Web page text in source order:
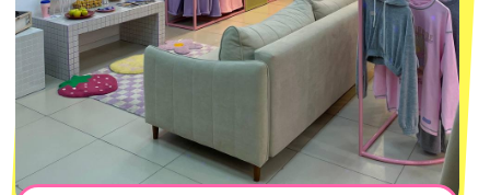
Оплата долями
Size guide
Обмен и возврат
Наши путешествия
Наши проекты
Новости
Каталог
О КОМПАНИИ
MACROCOSM
14'000+ подписчиков в нашем Telegram-канале